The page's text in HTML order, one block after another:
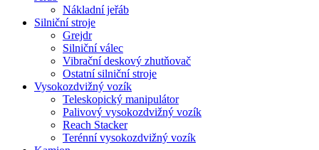
Nákladní jeřáb
Silniční stroje
Grejdr
Silniční válec
Vibrační deskový zhutňovač
Ostatní silniční stroje
Vysokozdvižný vozík
Teleskopický manipulátor
Palivový vysokozdvižný vozík
Reach Stacker
Terénní vysokozdvižný vozík